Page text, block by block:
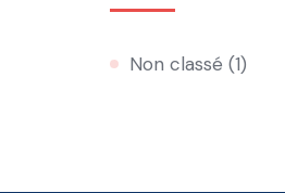
Non classé (1)